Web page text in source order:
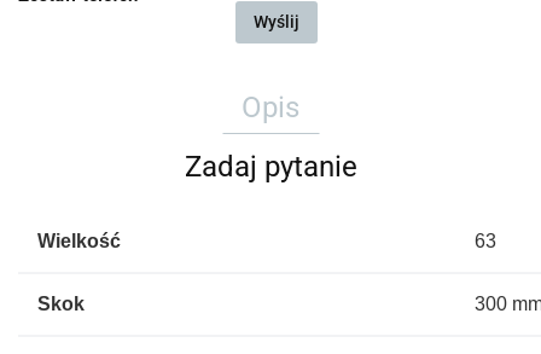
Wyślij
Opis
Zadaj pytanie
Wielkość 63
Skok 300